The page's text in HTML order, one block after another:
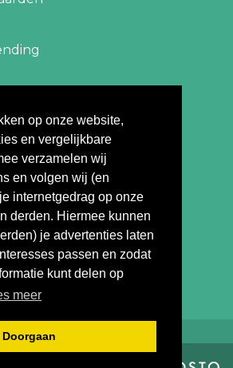
op onze website,
en vergelijkbare
verzamelen wij
en volgen wij (en
internetgedrag op onze
derden. Hiermee kunnen
je advertenties laten
passen en zodat
kunt delen op
meer
Doorgaan